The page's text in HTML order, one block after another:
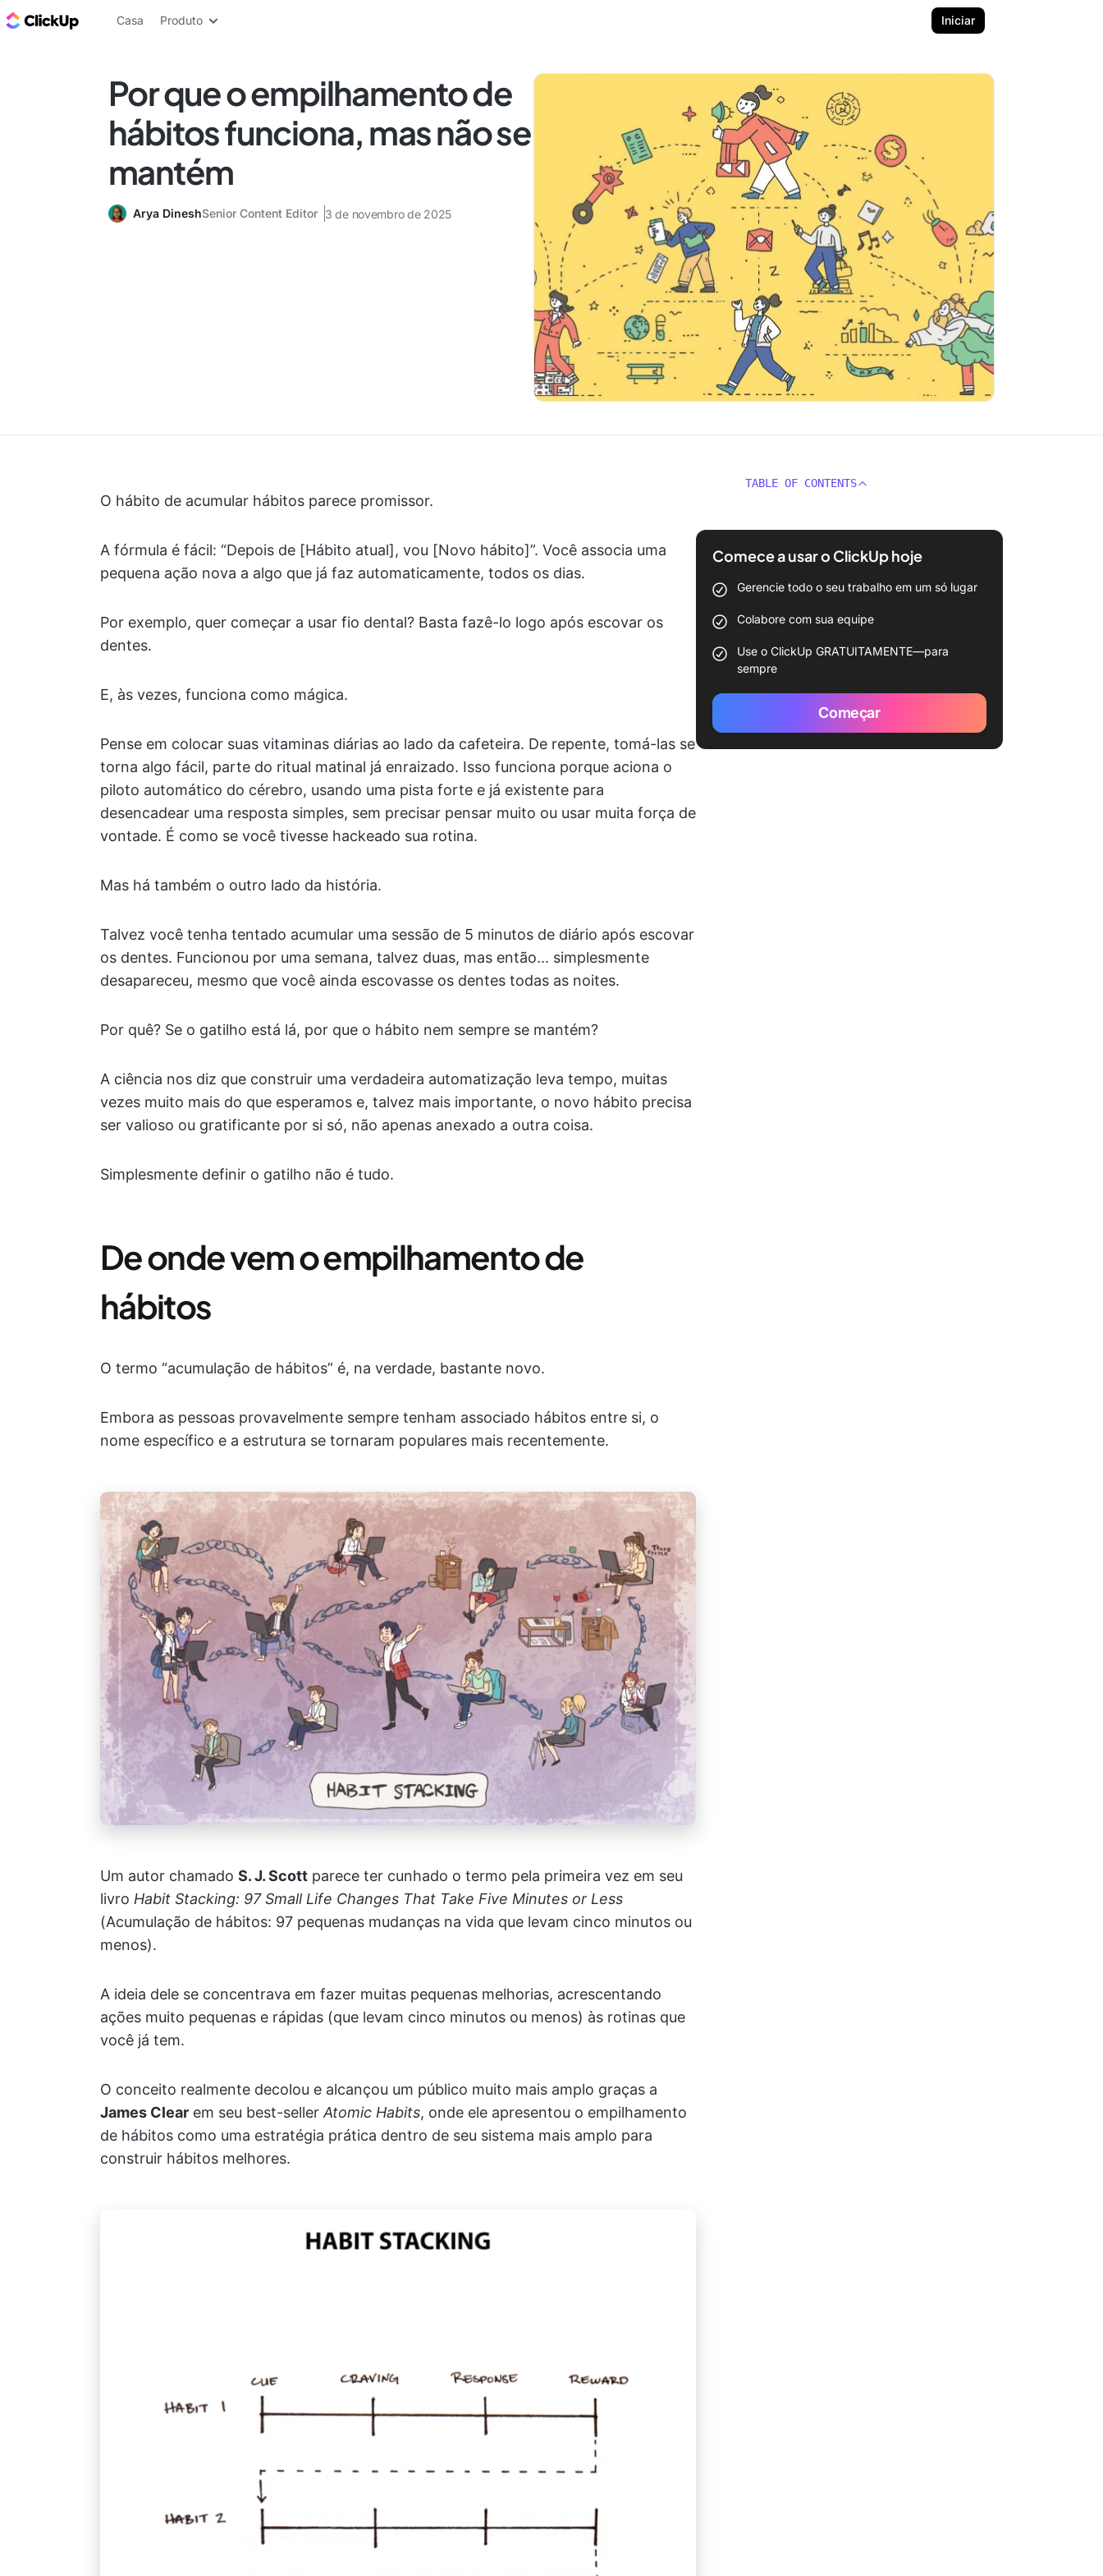
ClickUp Blogue
Casa Produto Iniciar
Por que o empilhamento de
hábitos funciona, mas não se
mantém
Arya DineshSenior Content Editor 3 de novembro de 2025
O hábito de acumular hábitos parece promissor.
A fórmula é fácil: “Depois de [Hábito atual], vou [Novo hábito]”. Você associa uma
pequena ação nova a algo que já faz automaticamente, todos os dias.
Por exemplo, quer começar a usar fio dental? Basta fazê-lo logo após escovar os
dentes.
E, às vezes, funciona como mágica.
Pense em colocar suas vitaminas diárias ao lado da cafeteira. De repente, tomá-las se
torna algo fácil, parte do ritual matinal já enraizado. Isso funciona porque aciona o
piloto automático do cérebro, usando uma pista forte e já existente para
desencadear uma resposta simples, sem precisar pensar muito ou usar muita força de
vontade. É como se você tivesse hackeado sua rotina.
Mas há também o outro lado da história.
Talvez você tenha tentado acumular uma sessão de 5 minutos de diário após escovar
os dentes. Funcionou por uma semana, talvez duas, mas então... simplesmente
desapareceu, mesmo que você ainda escovasse os dentes todas as noites.
Por quê? Se o gatilho está lá, por que o hábito nem sempre se mantém?
A ciência nos diz que construir uma verdadeira automatização leva tempo, muitas
vezes muito mais do que esperamos e, talvez mais importante, o novo hábito precisa
ser valioso ou gratificante por si só, não apenas anexado a outra coisa.
Simplesmente definir o gatilho não é tudo.
De onde vem o empilhamento de
hábitos
O termo “acumulação de hábitos” é, na verdade, bastante novo.
Embora as pessoas provavelmente sempre tenham associado hábitos entre si, o
nome específico e a estrutura se tornaram populares mais recentemente.
Um autor chamado S. J. Scott parece ter cunhado o termo pela primeira vez em seu
livro Habit Stacking: 97 Small Life Changes That Take Five Minutes or Less
(Acumulação de hábitos: 97 pequenas mudanças na vida que levam cinco minutos ou
menos).
A ideia dele se concentrava em fazer muitas pequenas melhorias, acrescentando
ações muito pequenas e rápidas (que levam cinco minutos ou menos) às rotinas que
você já tem.
O conceito realmente decolou e alcançou um público muito mais amplo graças a
James Clear em seu best-sellerAtomic Habits, onde ele apresentou o empilhamento
de hábitos como uma estratégia prática dentro de seu sistema mais amplo para
construir hábitos melhores.
TABLE OF CONTENTS
Comece a usar o ClickUp hoje
Gerencie todo o seu trabalho em um só lugar
Colabore com sua equipe
Use o ClickUp GRATUITAMENTE—para
sempre
Começar